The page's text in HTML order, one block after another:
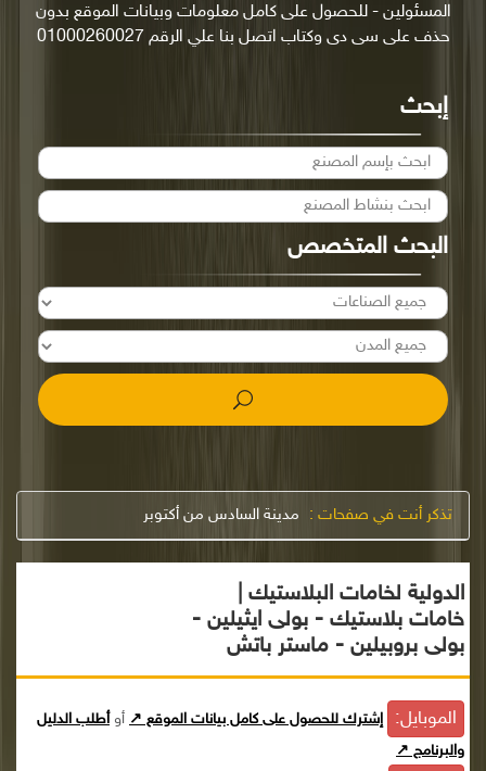
المسئولين - للحصول على كامل معلومات وبيانات الموقع بدون
حذف على سى دى وكتاب اتصل بنا علي الرقم 01000260027
إبحث
البحث المتخصص
تذكر أنت في صفحات : مدينة السادس من أكتوبر
الدولية لخامات البلاستيك |
خامات بلاستيك - بولى ايثيلين -
بولى بروبيلين - ماستر باتش
الموبايل: إشترك للحصول على كامل بيانات الموقع ↗ أوأطلب الدليل
والبرنامج ↗